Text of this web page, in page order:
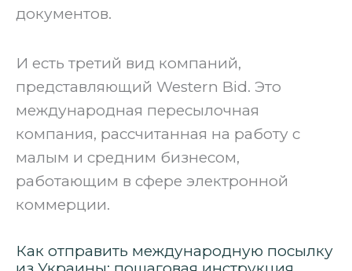
документов.
‍И есть третий вид компаний,
представляющий Western Bid. Это
международная пересылочная
компания, рассчитанная на работу с
малым и средним бизнесом,
работающим в сфере электронной
коммерции.
Как отправить международную посылку